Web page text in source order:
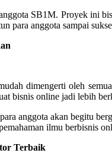
SB1M. Proyek ini
para anggota sampai
dimengerti oleh
bisnis online jadi lebih
anggota akan begitu
ilmu berbisnis
Terbaik